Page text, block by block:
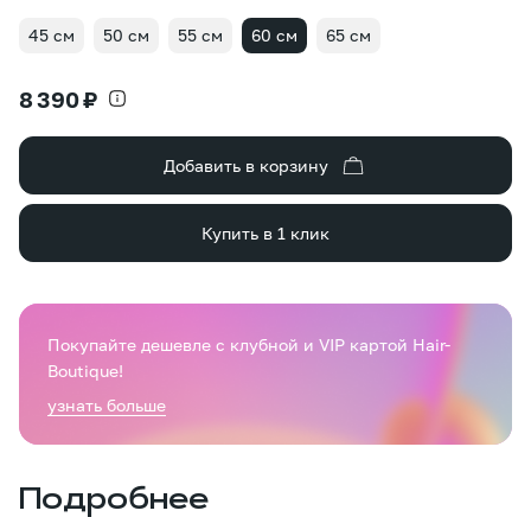
45 см 50 см 55 см 60 см 65 см
8 390 ₽
Добавить в корзину
Купить в 1 клик
Подробнее
Покупайте дешевле с клубной и VIP картой Hair-
Boutique!
узнать больше